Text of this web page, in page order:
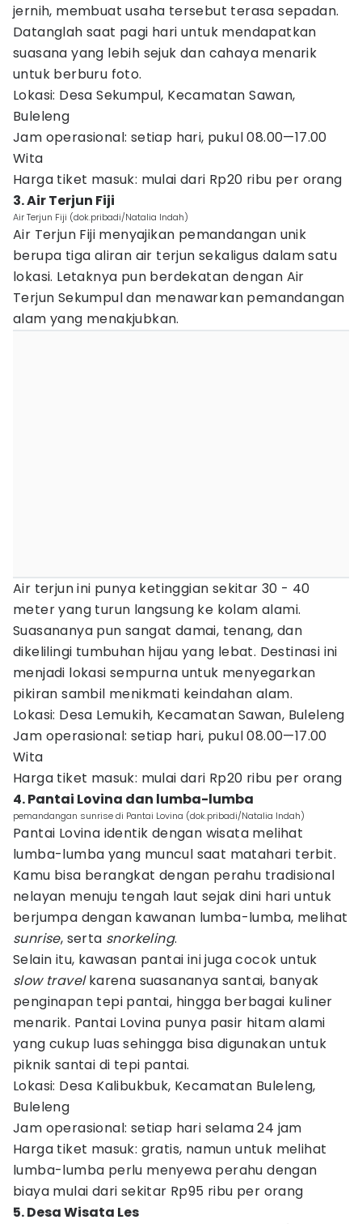
jernih, membuat usaha tersebut terasa sepadan.
Datanglah saat pagi hari untuk mendapatkan
suasana yang lebih sejuk dan cahaya menarik
untuk berburu foto.
Lokasi: Desa Sekumpul, Kecamatan Sawan,
Buleleng
Jam operasional: setiap hari, pukul 08.00—17.00
Wita
Harga tiket masuk: mulai dari Rp20 ribu per orang
3. Air Terjun Fiji
Air Terjun Fiji (dok.pribadi/Natalia Indah)
Air Terjun Fiji menyajikan pemandangan unik
berupa tiga aliran air terjun sekaligus dalam satu
lokasi. Letaknya pun berdekatan dengan Air
Terjun Sekumpul dan menawarkan pemandangan
alam yang menakjubkan.
Air terjun ini punya ketinggian sekitar 30 - 40
meter yang turun langsung ke kolam alami.
Suasananya pun sangat damai, tenang, dan
dikelilingi tumbuhan hijau yang lebat. Destinasi ini
menjadi lokasi sempurna untuk menyegarkan
pikiran sambil menikmati keindahan alam.
Lokasi: Desa Lemukih, Kecamatan Sawan, Buleleng
Jam operasional: setiap hari, pukul 08.00—17.00
Wita
Harga tiket masuk: mulai dari Rp20 ribu per orang
4. Pantai Lovina dan lumba-lumba
pemandangan sunrise di Pantai Lovina (dok.pribadi/Natalia Indah)
Pantai Lovina identik dengan wisata melihat
lumba-lumba yang muncul saat matahari terbit.
Kamu bisa berangkat dengan perahu tradisional
nelayan menuju tengah laut sejak dini hari untuk
berjumpa dengan kawanan lumba-lumba, melihat
sunrise, serta snorkeling.
Selain itu, kawasan pantai ini juga cocok untuk
slow travelkarena suasananya santai, banyak
penginapan tepi pantai, hingga berbagai kuliner
menarik. Pantai Lovina punya pasir hitam alami
yang cukup luas sehingga bisa digunakan untuk
piknik santai di tepi pantai.
Lokasi: Desa Kalibukbuk, Kecamatan Buleleng,
Buleleng
Jam operasional: setiap hari selama 24 jam
Harga tiket masuk: gratis, namun untuk melihat
lumba-lumba perlu menyewa perahu dengan
biaya mulai dari sekitar Rp95 ribu per orang
5. Desa Wisata Les